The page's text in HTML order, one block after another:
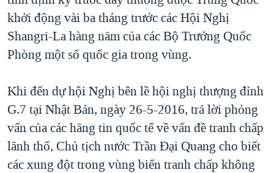
khởi động vài ba tháng trước các Hội Nghị
Shangri-La hàng năm của các Bộ Trưởng Quốc
Phòng một số quốc gia trong vùng.
Khi đến dự hội Nghị bên lề hội nghị thượng đỉnh
G.7 tại Nhật Bản, ngày 26-5-2016, trả lời phỏng
vấn của các hãng tin quốc tế về vấn đề tranh chấp
lãnh thổ, Chủ tịch nước Trần Đại Quang cho biết
các xung đột trong vùng biển tranh chấp không